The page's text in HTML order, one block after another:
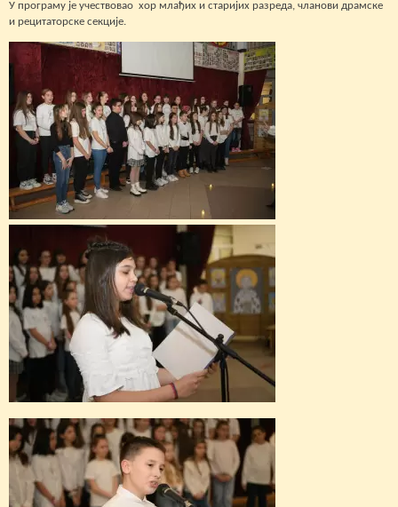
У програму је учествовао хор млађих и старијих разреда, чланови драмске
и рецитаторске секције.